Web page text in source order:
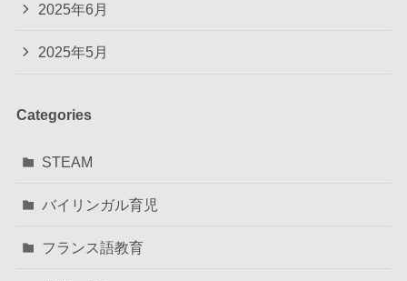
2025年6月
2025年5月
Categories
STEAM
バイリンガル育児
フランス語教育